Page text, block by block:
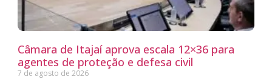
Câmara de Itajaí aprova escala 12×36 para
agentes de proteção e defesa civil
7 de agosto de 2026